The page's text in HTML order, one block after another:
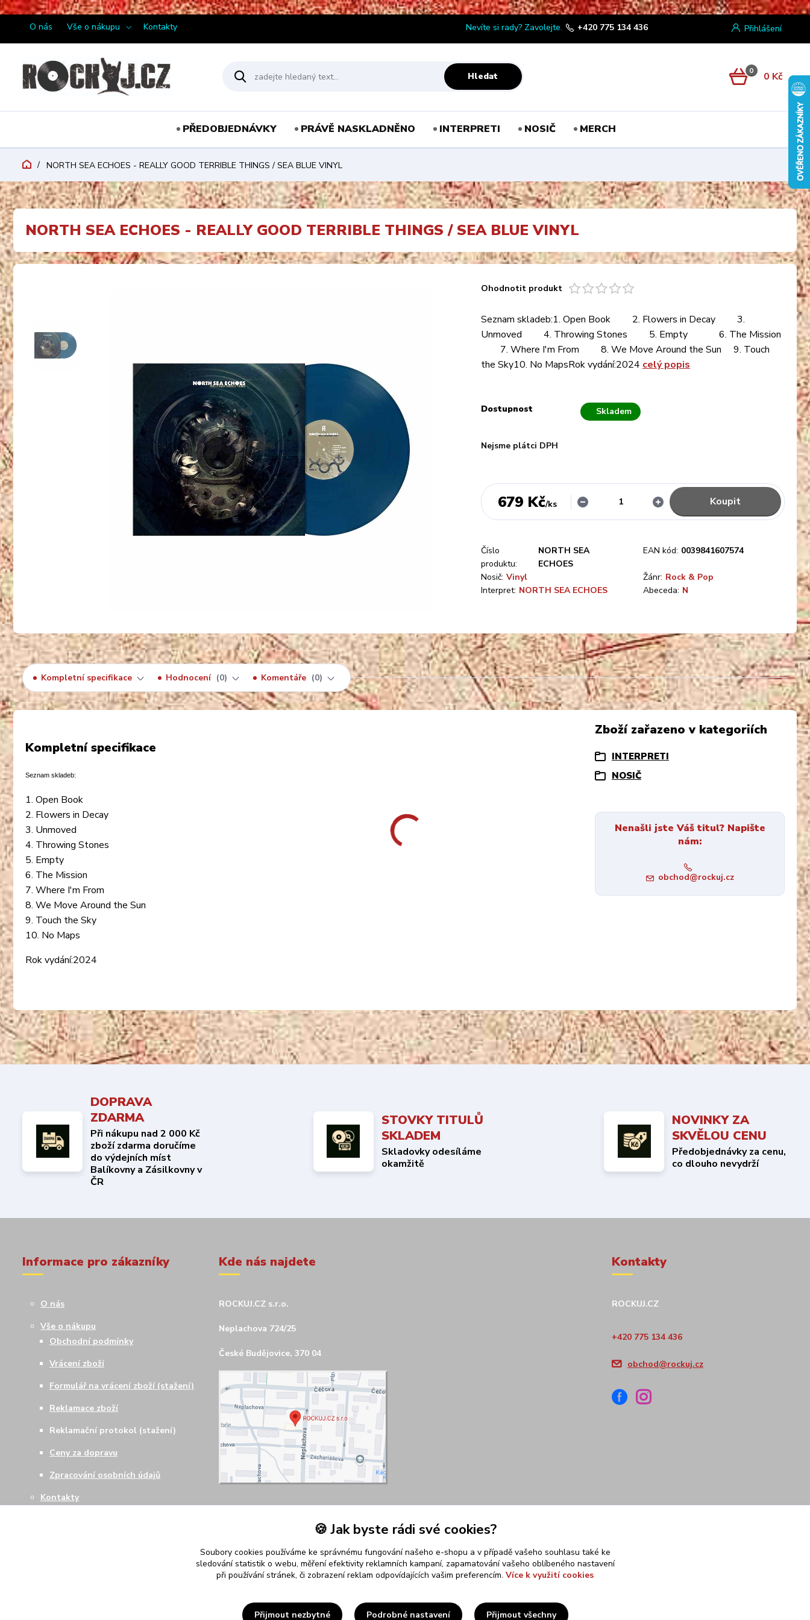
¨
O nás Vše o nákupu Kontakty Přihlášení
Hledat
Nevíte si rady? Zavolejte. +420 775 134 436
0 0 Kč
PŘEDOBJEDNÁVKY PRÁVĚ NASKLADNĚNO INTERPRETI NOSIČ MERCH
NORTH SEA ECHOES - REALLY GOOD TERRIBLE THINGS / SEA BLUE VINYL
NORTH SEA ECHOES - REALLY GOOD TERRIBLE THINGS / SEA BLUE VINYL
Ohodnotit produkt
Seznam skladeb:1. Open Book 2. Flowers in Decay 3.
Unmoved 4. Throwing Stones 5. Empty 6. The Mission
7. Where I'm From 8. We Move Around the Sun 9. Touch
the Sky10. No MapsRok vydání:2024 celý popis
Dostupnost Skladem
Nejsme plátci DPH
679 Kč/ks Koupit
Číslo
produktu:
NORTH SEA
ECHOES
EAN kód: 0039841607574
Nosič: Vinyl Žánr: Rock & Pop
Interpret: NORTH SEA ECHOES Abeceda: N
Kompletní specifikace Hodnocení 0 Komentáře 0
Kompletní specifikace
Seznam skladeb:
1. Open Book
2. Flowers in Decay
3. Unmoved
4. Throwing Stones
5. Empty
6. The Mission
7. Where I'm From
8. We Move Around the Sun
9. Touch the Sky
10. No Maps
Rok vydání:2024
Zboží zařazeno v kategoriích
INTERPRETI
NOSIČ
Nenašli jste Váš titul? Napište
nám:
obchod@rockuj.cz
DOPRAVA
ZDARMA
Při nákupu nad 2 000 Kč
zboží zdarma doručíme
do výdejních míst
Balíkovny a Zásilkovny v
ČR
STOVKY TITULŮ
SKLADEM
Skladovky odesíláme
okamžitě
NOVINKY ZA
SKVĚLOU CENU
Předobjednávky za cenu,
co dlouho nevydrží
Informace pro zákazníky
O nás
Vše o nákupu
Obchodní podmínky
Vrácení zboží
Formulář na vrácení zboží (stažení)
Reklamace zboží
Reklamační protokol (stažení)
Ceny za dopravu
Zpracování osobních údajů
Kontakty
Kde nás najdete
ROCKUJ.CZ s.r.o.
Neplachova 724/25
České Budějovice, 370 04
Kontakty
ROCKUJ.CZ
+420 775 134 436
obchod@rockuj.cz
🍪 Jak byste rádi své cookies?
Soubory cookies používáme ke správnému fungování našeho e-shopu a v případě vašeho souhlasu také ke
sledování statistik o webu, měření efektivity reklamních kampaní, zapamatování vašeho oblíbeného nastavení
při používání stránek, či zobrazení reklam odpovídajících vašim preferencím. Více k využití cookies
Přijmout nezbytné Podrobné nastavení Přijmout všechny